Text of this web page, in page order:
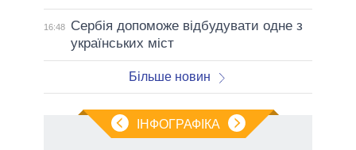
16:48
Сербія допоможе відбудувати одне з
українських міст
Більше новин
ІНФОГРАФІКА